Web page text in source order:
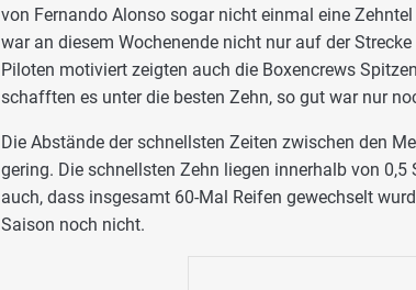
von Fernando Alonso sogar nicht einmal eine
war an diesem Wochenende nicht nur auf der
Piloten motiviert zeigten auch die Boxencrews
schafften es unter die besten Zehn, so gut war nur
Die Abstände der schnellsten Zeiten zwischen den
gering. Die schnellsten Zehn liegen innerhalb von
auch, dass insgesamt 60-Mal Reifen gewechselt
Saison noch nicht.